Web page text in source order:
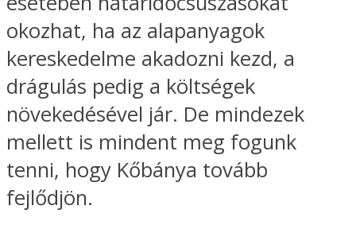
okozhat, ha az alapanyagok
kereskedelme akadozni kezd, a
drágulás pedig a költségek
növekedésével jár. De mindezek
mellett is mindent meg fogunk
tenni, hogy Kőbánya tovább
fejlődjön.